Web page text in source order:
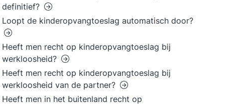
definitief?
Loopt de kinderopvangtoeslag automatisch door?
Heeft men recht op kinderopvangtoeslag bij
werkloosheid?
Heeft men recht op kinderopvangtoeslag bij
werkloosheid van de partner?
Heeft men in het buitenland recht op